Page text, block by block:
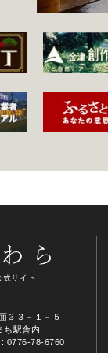
３３－１－５
ち駅舎内
: 0776-78-6760